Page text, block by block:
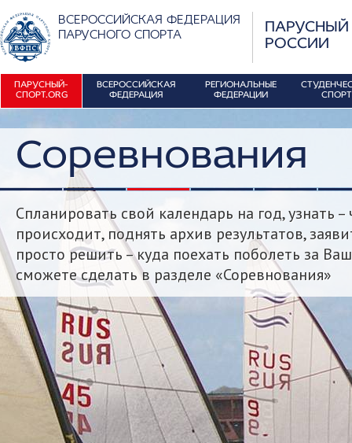
ВСЕРОССИЙСКАЯ ФЕДЕРАЦИЯ
ПАРУСНОГО СПОРТА
ПАРУСНЫЙ
РОССИИ
ПАРУСНЫЙ-
СПОРТ.ORG
ВСЕРОССИЙСКАЯ
ФЕДЕРАЦИЯ
РЕГИОНАЛЬНЫЕ
ФЕДЕРАЦИИ
СПОРТ
Соревнования
Спланировать свой календарь на год, узнать
происходит, поднять архив результатов,
просто решить – куда поехать поболеть за
сможете сделать в разделе «Соревнования»